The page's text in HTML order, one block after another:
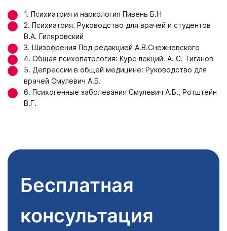
1. Психиатрия и наркология Пивень Б.Н
2. Психиатрия. Руководство для врачей и студентов
В.А. Гиляровский
3. Шизофрения Под редакцией А.В.Снежневского
4. Общая психопатология: Курс лекций. А. С. Тиганов
5. Депрессии в общей медицине: Руководство для
врачей Смулевич А.Б.
6. Психогенные заболевания Смулевич А.Б., Ротштейн
В.Г.
Бесплатная
консультация